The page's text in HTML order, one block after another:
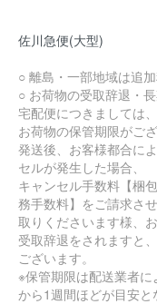
佐川急便(大型)
○ 離島・一部地域は追
○ お荷物の受取辞退・
宅配便につきましては
お荷物の保管期限がござ
発送後、お客様都合に
セルが発生した場合、
キャンセル手数料【梱
務手数料】をご請求さ
取りくださいます様、
受取辞退をされますと
ございます。
※保管期限は配送業者
から1週間ほどが目安と